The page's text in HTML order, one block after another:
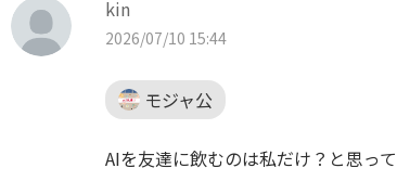
kin
2026/07/10 15:44
モジャ公
AIを友達に飲むのは私だけ？と思っ